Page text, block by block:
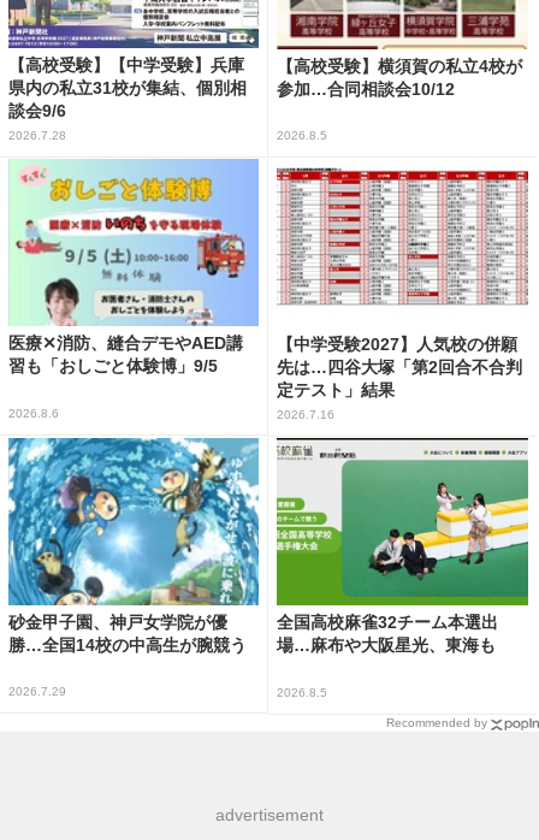
【高校受験】【中学受験】兵庫
県内の私立31校が集結、個別相
談会9/6
2026.7.28
【高校受験】横須賀の私立4校が
参加…合同相談会10/12
2026.8.5
医療✕消防、縫合デモやAED講
習も「おしごと体験博」9/5
2026.8.6
【中学受験2027】人気校の併願
先は…四谷大塚「第2回合不合判
定テスト」結果
2026.7.16
砂金甲子園、神戸女学院が優
勝…全国14校の中高生が腕競う
2026.7.29
全国高校麻雀32チーム本選出
場…麻布や大阪星光、東海も
2026.8.5
Recommended by
advertisement